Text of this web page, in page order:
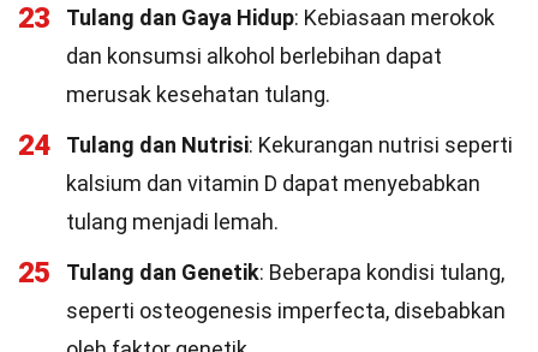
23 Tulang dan Gaya Hidup: Kebiasaan merokok
dan konsumsi alkohol berlebihan dapat
merusak kesehatan tulang.
24 Tulang dan Nutrisi: Kekurangan nutrisi seperti
kalsium dan vitamin D dapat menyebabkan
tulang menjadi lemah.
25 Tulang dan Genetik: Beberapa kondisi tulang,
seperti osteogenesis imperfecta, disebabkan